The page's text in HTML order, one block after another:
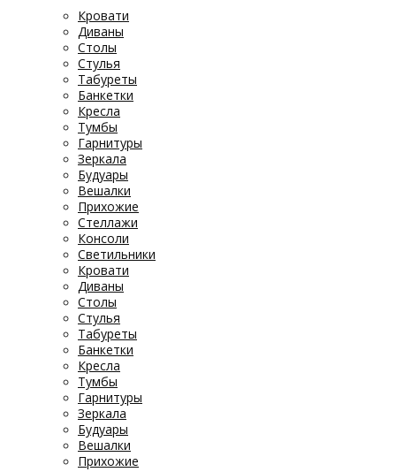
Кровати
Диваны
Столы
Стулья
Табуреты
Банкетки
Кресла
Тумбы
Гарнитуры
Зеркала
Будуары
Вешалки
Прихожие
Стеллажи
Консоли
Светильники
Кровати
Диваны
Столы
Стулья
Табуреты
Банкетки
Кресла
Тумбы
Гарнитуры
Зеркала
Будуары
Вешалки
Прихожие